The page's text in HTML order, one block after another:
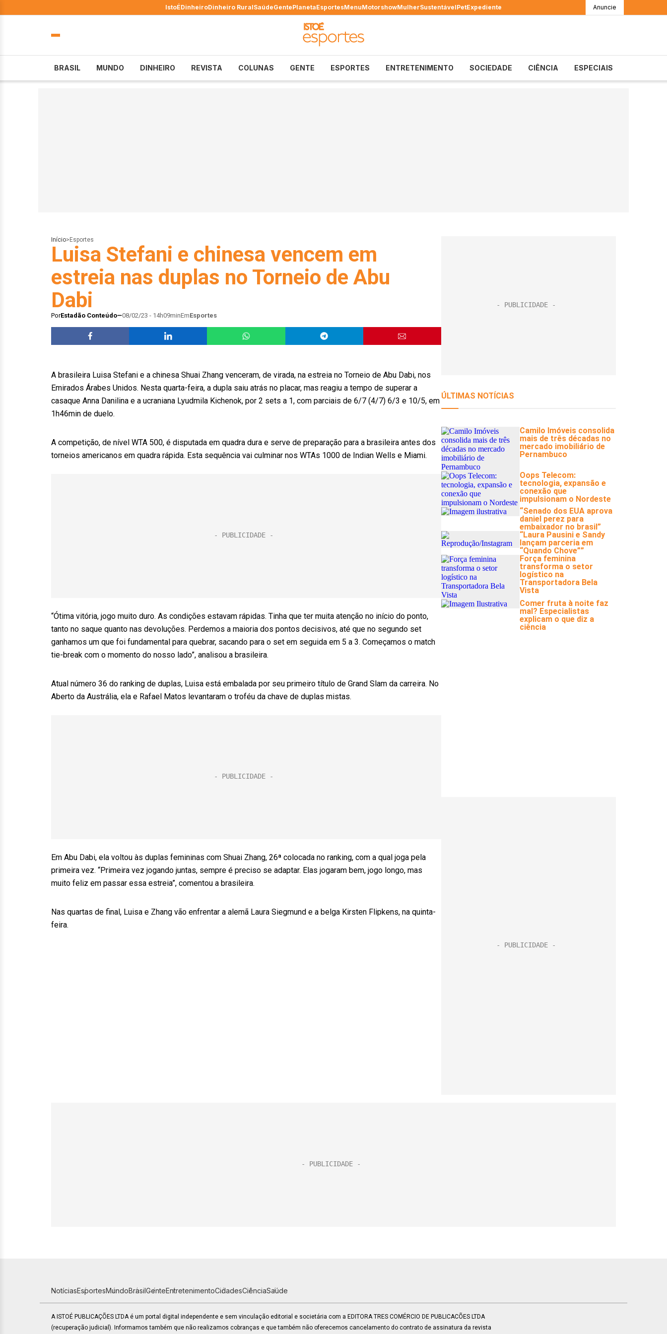
IstoÉDinheiroDinheiro RuralSaúdeGentePlanetaEsportesMenuMotorshowMulherSustentávelPetExpediente Anuncie
BRASIL MUNDO DINHEIRO REVISTA COLUNAS GENTE ESPORTES ENTRETENIMENTO SOCIEDADE CIÊNCIA ESPECIAIS
Início> Esportes
Luisa Stefani e chinesa vencem em
estreia nas duplas no Torneio de Abu
Dabi
PorEstadão Conteúdo 08/02/23 - 14h09minEmEsportes
A brasileira Luisa Stefani e a chinesa Shuai Zhang venceram, de virada, na estreia no Torneio de Abu Dabi, nos
Emirados Árabes Unidos. Nesta quarta-feira, a dupla saiu atrás no placar, mas reagiu a tempo de superar a
casaque Anna Danilina e a ucraniana Lyudmila Kichenok, por 2 sets a 1, com parciais de 6/7 (4/7) 6/3 e 10/5, em
1h46min de duelo.
A competição, de nível WTA 500, é disputada em quadra dura e serve de preparação para a brasileira antes dos
torneios americanos em quadra rápida. Esta sequência vai culminar nos WTAs 1000 de Indian Wells e Miami.
“Ótima vitória, jogo muito duro. As condições estavam rápidas. Tinha que ter muita atenção no início do ponto,
tanto no saque quanto nas devoluções. Perdemos a maioria dos pontos decisivos, até que no segundo set
ganhamos um que foi fundamental para quebrar, sacando para o set em seguida em 5 a 3. Começamos o match
tie-break com o momento do nosso lado”, analisou a brasileira.
Atual número 36 do ranking de duplas, Luisa está embalada por seu primeiro título de Grand Slam da carreira. No
Aberto da Austrália, ela e Rafael Matos levantaram o troféu da chave de duplas mistas.
Em Abu Dabi, ela voltou às duplas femininas com Shuai Zhang, 26ª colocada no ranking, com a qual joga pela
primeira vez. “Primeira vez jogando juntas, sempre é preciso se adaptar. Elas jogaram bem, jogo longo, mas
muito feliz em passar essa estreia”, comentou a brasileira.
Nas quartas de final, Luisa e Zhang vão enfrentar a alemã Laura Siegmund e a belga Kirsten Flipkens, na quinta-
feira.
NotíciasEsportesMundoBrasilGenteEntretenimentoCidadesCiênciaSaúde
A ISTOÉ PUBLICAÇÕES LTDA é um portal digital independente e sem vinculação editorial e societária com a EDITORA TRES COMÉRCIO DE PUBLICACÕES LTDA
(recuperação judicial). Informamos também que não realizamos cobranças e que também não oferecemos cancelamento do contrato de assinatura da revista